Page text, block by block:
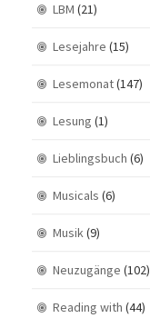
LBM (21)
Lesejahre (15)
Lesemonat(147)
Lesung (1)
Lieblingsbuch (6)
Musicals (6)
Musik(9)
Neuzugänge (102)
Reading with (44)